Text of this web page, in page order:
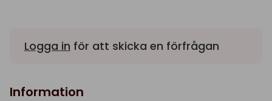
Logga in för att skicka en förfrågan
Information